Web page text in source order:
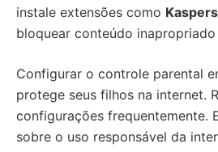
instale extensões como
bloquear conteúdo
Configurar o controle parental
protege seus filhos na internet.
configurações frequentemente.
sobre o uso responsável da